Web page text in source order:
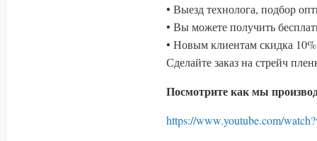
• Выезд технолога, подбор
• Вы можете получить
• Новым клиентам скидка 10%
Сделайте заказ на стрейч
Посмотрите как мы
https://www.youtube.com/